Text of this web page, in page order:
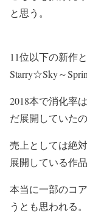
と思う。
11位以下の新作
Starry☆Sky～
2018本で消化率
だ展開していた
売上としては絶
展開している作
本当に一部のコ
うとも思われる。